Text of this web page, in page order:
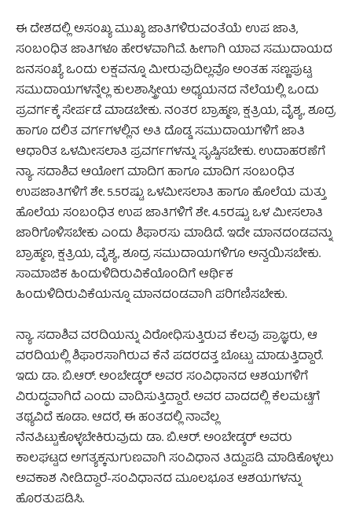
ಈ ದೇಶದಲ್ಲಿ ಅಸಂಖ್ಯ ಮುಖ್ಯ ಜಾತಿಗಳಿರುವಂತೆಯೆ ಉಪ ಜಾತಿ,
ಸಂಬಂಧಿತ ಜಾತಿಗಳೂ ಹೇರಳವಾಗಿವೆ. ಹೀಗಾಗಿ ಯಾವ ಸಮುದಾಯದ
ಜನಸಂಖ್ಯೆ ಒಂದು ಲಕ್ಷವನ್ನೂ ಮೀರುವುದಿಲ್ಲವೊ ಅಂತಹ ಸಣ್ಣಪುಟ್ಟ
ಸಮುದಾಯಗಳನ್ನೆಲ್ಲ ಕುಲಶಾಸ್ತ್ರೀಯ ಅಧ್ಯಯನದ ನೆಲೆಯಲ್ಲಿ ಒಂದು
ಪ್ರವರ್ಗಕ್ಕೆ ಸೇರ್ಪಡೆ ಮಾಡಬೇಕು. ನಂತರ ಬ್ರಾಹ್ಮಣ, ಕ್ಷತ್ರಿಯ, ವೈಶ್ಯ, ಶೂದ್ರ
ಹಾಗೂ ದಲಿತ ವರ್ಗಗಳಲ್ಲಿನ ಅತಿ ದೊಡ್ಡ ಸಮುದಾಯಗಳಿಗೆ ಜಾತಿ
ಆಧಾರಿತ ಒಳಮೀಸಲಾತಿ ಪ್ರವರ್ಗಗಳನ್ನು ಸೃಷ್ಟಿಸಬೇಕು. ಉದಾಹರಣೆಗೆ
ನ್ಯಾ. ಸದಾಶಿವ ಆಯೋಗ ಮಾದಿಗ ಹಾಗೂ ಮಾದಿಗ ಸಂಬಂಧಿತ
ಉಪಜಾತಿಗಳಿಗೆ ಶೇ. 5.5ರಷ್ಟು ಒಳಮೀಸಲಾತಿ ಹಾಗೂ ಹೊಲೆಯ ಮತ್ತು
ಹೊಲೆಯ ಸಂಬಂಧಿತ ಉಪ ಜಾತಿಗಳಿಗೆ ಶೇ. 4.5ರಷ್ಟು ಒಳ ಮೀಸಲಾತಿ
ಜಾರಿಗೊಳಿಸಬೇಕು ಎಂದು ಶಿಫಾರಸು ಮಾಡಿದೆ. ಇದೇ ಮಾನದಂಡವನ್ನು
ಬ್ರಾಹ್ಮಣ, ಕ್ಷತ್ರಿಯ, ವೈಶ್ಯ, ಶೂದ್ರ ಸಮುದಾಯಗಳಿಗೂ ಅನ್ವಯಿಸಬೇಕು.
ಸಾಮಾಜಿಕ ಹಿಂದುಳಿದಿರುವಿಕೆಯೊಂದಿಗೆ ಆರ್ಥಿಕ
ಹಿಂದುಳಿದಿರುವಿಕೆಯನ್ನೂ ಮಾನದಂಡವಾಗಿ ಪರಿಗಣಿಸಬೇಕು.
ನ್ಯಾ. ಸದಾಶಿವ ವರದಿಯನ್ನು ವಿರೋಧಿಸುತ್ತಿರುವ ಕೆಲವು ಪ್ರಾಜ್ಞರು, ಆ
ವರದಿಯಲ್ಲಿ ಶಿಫಾರಸಾಗಿರುವ ಕೆನೆ ಪದರದತ್ತ ಬೊಟ್ಟು ಮಾಡುತ್ತಿದ್ದಾರೆ.
ಇದು ಡಾ. ಬಿ.ಆರ್. ಅಂಬೇಡ್ಕರ್ ಅವರ ಸಂವಿಧಾನದ ಆಶಯಗಳಿಗೆ
ವಿರುದ್ಧವಾಗಿದೆ ಎಂದು ವಾದಿಸುತ್ತಿದ್ದಾರೆ. ಅವರ ವಾದದಲ್ಲಿ ಕೆಲಮಟ್ಟಿಗೆ
ತಥ್ಯವಿದೆ ಕೂಡಾ. ಆದರೆ, ಈ ಹಂತದಲ್ಲಿ ನಾವೆಲ್ಲ
ನೆನಪಿಟ್ಟುಕೊಳ್ಳಬೇಕಿರುವುದು ಡಾ. ಬಿ.ಆರ್. ಅಂಬೇಡ್ಕರ್ ಅವರು
ಕಾಲಘಟ್ಟದ ಅಗತ್ಯಕ್ಕನುಗುಣವಾಗಿ ಸಂವಿಧಾನ ತಿದ್ದುಪಡಿ ಮಾಡಿಕೊಳ್ಳಲು
ಅವಕಾಶ ನೀಡಿದ್ದಾರೆ-ಸಂವಿಧಾನದ ಮೂಲಭೂತ ಆಶಯಗಳನ್ನು
ಹೊರತುಪಡಿಸಿ.